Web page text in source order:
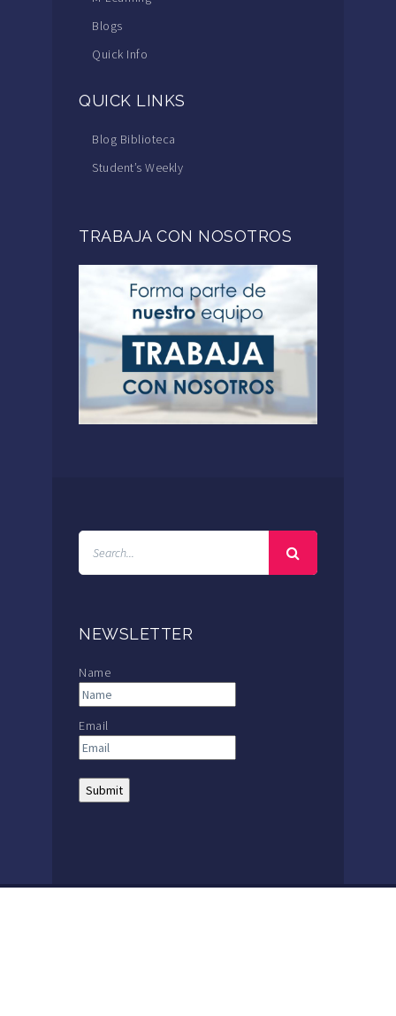
Blogs
Quick Info
QUICK LINKS
Blog Biblioteca
Student’s Weekly
TRABAJA CON NOSOTROS
NEWSLETTER
Name
Email